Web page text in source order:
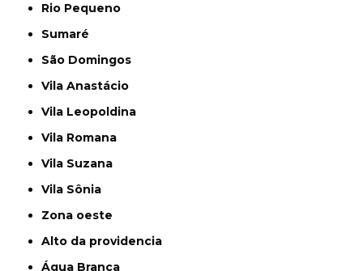
Rio Pequeno
Sumaré
São Domingos
Vila Anastácio
Vila Leopoldina
Vila Romana
Vila Suzana
Vila Sônia
Zona oeste
alto da providencia
Água Branca